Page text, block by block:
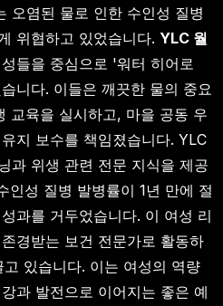
오염된 물로 인한 수인성 질병
위협하고 있었습니다. YLC 월
들을 중심으로 '워터 히어로
니다. 이들은 깨끗한 물의 중요
교육을 실시하고, 마을 공동 우
지 보수를 책임졌습니다. YLC
과 위생 관련 전문 지식을 제공
인성 질병 발병률이 1년 만에 절
과를 거두었습니다. 이 여성 리
경받는 보건 전문가로 활동하
고 있습니다. 이는 여성의 역량
과 발전으로 이어지는 좋은 예